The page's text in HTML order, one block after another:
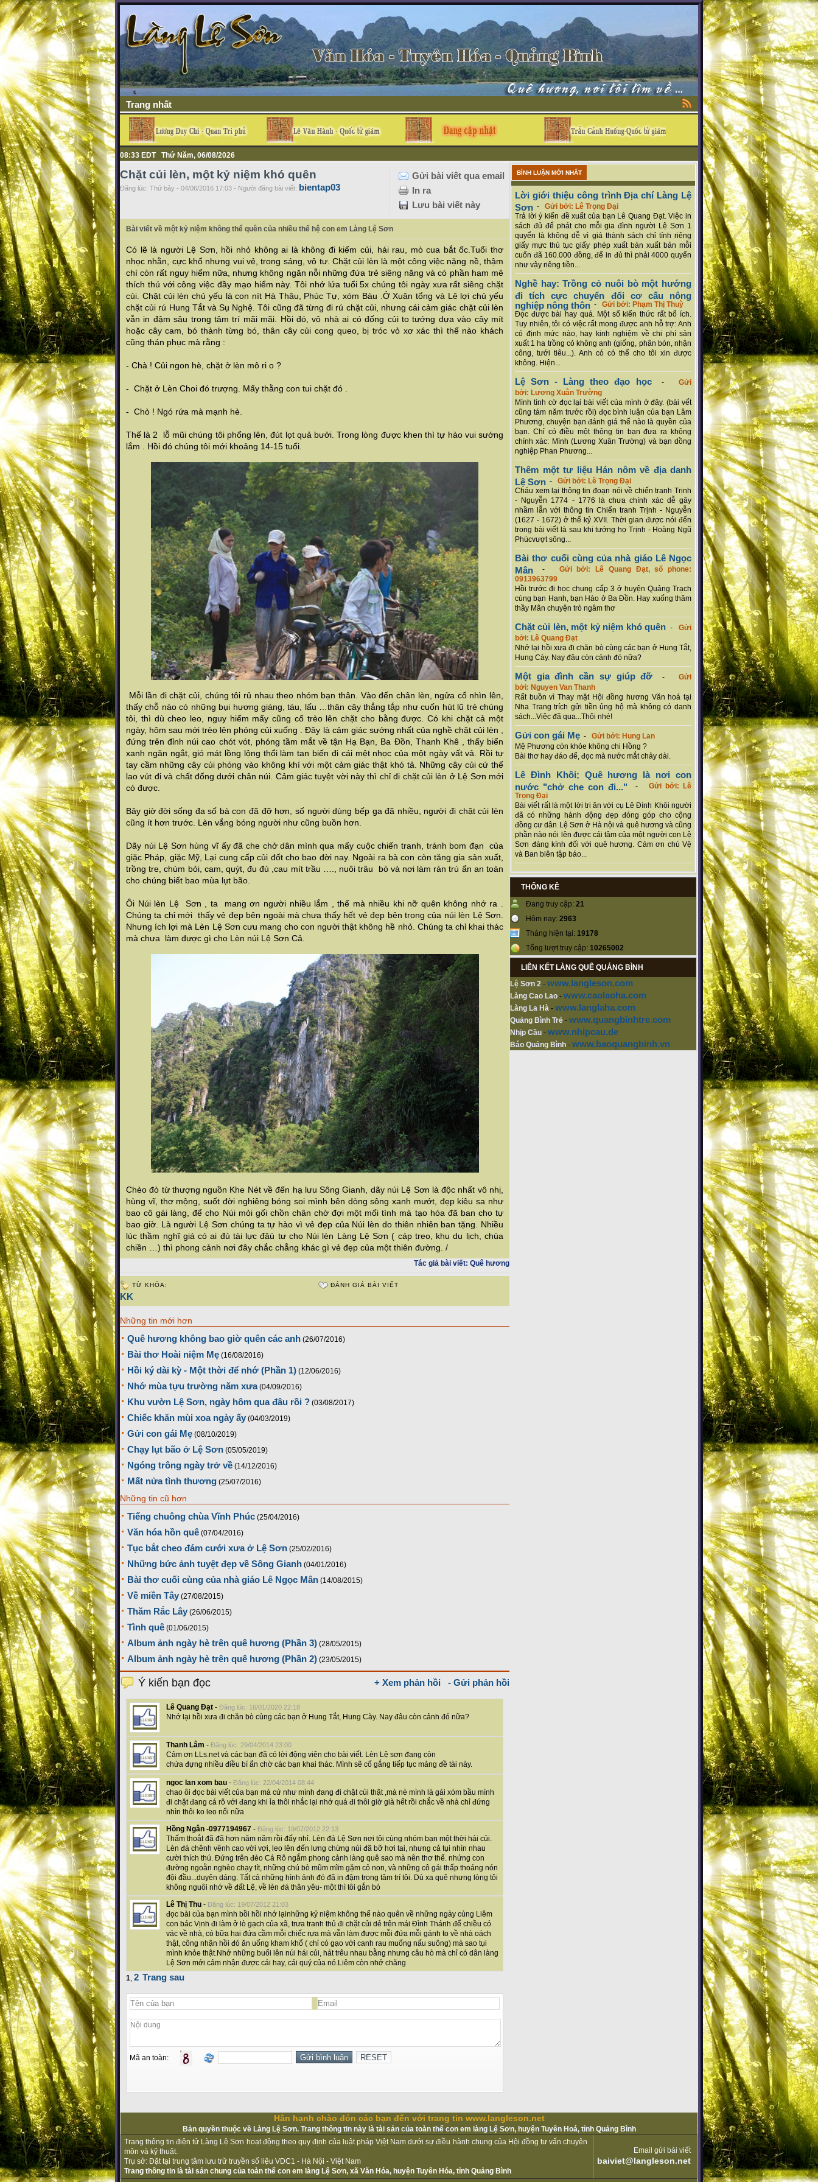
Trang nhất
08:33 EDT Thứ Năm, 06/08/2026
Gửi bài viết qua email
In ra
Lưu bài viết này
Chặt củi lèn, một kỷ niệm khó quên
Đăng lúc: Thứ bảy - 04/06/2016 17:03 - Người đăng bài viết: bientap03
Bài viết về một kỷ niệm không thể quên của nhiều thế hệ con em Làng Lệ Sơn
Có lẽ là người Lệ Sơn, hồi nhỏ không ai là không đi kiếm củi, hái rau, mò cua bắt ốc.Tuổi thơ
nhọc nhằn, cực khổ nhưng vui vẻ, trong sáng, vô tư. Chặt củi lèn là một công việc nặng nề, thậm
chí còn rất nguy hiểm nữa, nhưng không ngăn nỗi những đứa trẻ siêng năng và có phần ham mê
thích thú với công việc đầy mạo hiểm này. Tôi nhớ lứa tuổi 5x chúng tôi ngày xưa rất siêng chặt
củi. Chặt củi lèn chủ yếu là con nít Hà Thâu, Phúc Tự, xóm Bàu .Ở Xuân tổng và Lê lợi chủ yếu
chặt củi rú Hung Tắt và Sụ Nghệ. Tôi cũng đã từng đi rú chặt củi, nhưng cái cảm giác chặt củi lèn
vẫn in đậm sâu trong tâm trí mãi mãi. Hồi đó, vô nhà ai có đống củi to tướng dựa vào cây mít
hoặc cây cam, bó thành từng bó, thân cây củi cong queo, bị tróc vỏ xơ xác thì thế nào khách
cũng thán phục mà rằng :
- Chà ! Củi ngon hè, chặt ở lèn mô ri o ?
- Chặt ở Lèn Choi đó trượng. Mấy thằng con tui chặt đó .
- Chò ! Ngó rứa mà mạnh hè.
Thế là 2 lỗ mũi chúng tôi phổng lên, đút lọt quả bưởi. Trong lòng được khen thì tự hào vui sướng
lắm . Hồi đó chúng tôi mới khoảng 14-15 tuổi.
Mỗi lần đi chặt củi, chúng tôi rủ nhau theo nhóm bạn thân. Vào đến chân lèn, ngửa cổ nhìn lên,
thấy chỗ nào có những bụi hương giáng, táu, lấu …thân cây thẳng tắp như cuốn hút lũ trẻ chúng
tôi, thì dù cheo leo, nguy hiểm mấy cũng cố trèo lên chặt cho bằng được. Có khi chặt cả một
ngày, hôm sau mới trèo lên phóng củi xuống . Đây là cảm giác sướng nhất của nghề chặt củi lèn ,
đứng trên đỉnh núi cao chót vót, phóng tầm mắt về tận Hạ Bạn, Ba Đồn, Thanh Khê , thấy biển
xanh ngăn ngắt, gió mát lồng lộng thổi làm tan biến đi cái mệt nhọc của một ngày vất vả. Rồi tự
tay cầm những cây củi phóng vào không khí với một cảm giác thật khó tả. Những cây củi cứ thế
lao vút đi và chất đống dưới chân núi. Cảm giác tuyệt vời này thì chỉ đi chặt củi lèn ở Lệ Sơn mới
có được.
Bây giờ đời sống đa số bà con đã đỡ hơn, số người dùng bếp ga đã nhiều, người đi chặt củi lèn
cũng ít hơn trước. Lèn vắng bóng người như cũng buồn hơn.
Dãy núi Lệ Sơn hùng vĩ ấy đã che chở dân mình qua mấy cuộc chiến tranh, tránh bom đạn của
giặc Pháp, giặc Mỹ, Lại cung cấp củi đốt cho bao đời nay. Ngoài ra bà con còn tăng gia sản xuất,
trồng tre, chùm bỏi, cam, quýt, đu đủ ,cau mít trầu …., nuôi trâu bò và nơi làm ràn trú ẩn an toàn
cho chúng biết bao mùa lụt bão.
Ôi Núi lèn Lệ Sơn , ta mang ơn người nhiều lắm , thế mà nhiều khi nỡ quên không nhớ ra .
Chúng ta chỉ mới thấy vẻ đẹp bên ngoài mà chưa thấy hết vẻ đẹp bên trong của núi lèn Lệ Sơn.
Nhưng ích lợi mà Lèn Lệ Sơn cưu mang cho con người thật không hề nhỏ. Chúng ta chỉ khai thác
mà chưa làm được gì cho Lèn núi Lệ Sơn Cả.
Chèo đò từ thượng nguồn Khe Nét về đến hạ lưu Sông Gianh, dãy núi Lệ Sơn là độc nhất vô nhị,
hùng vĩ, thơ mộng, suốt đời nghiêng bóng soi mình bên dòng sông xanh mướt, đẹp kiêu sa như
bao cô gái làng, để cho Núi mỏi gối chồn chân chờ đợi một mối tình mà tạo hóa đã ban cho tự
bao giờ. Là người Lệ Sơn chúng ta tự hào vì vẻ đẹp của Núi lèn do thiên nhiên ban tặng. Nhiều
lúc thầm nghĩ giá có ai đủ tài lực đâù tư cho Núi lèn Làng Lệ Sơn ( cáp treo, khu du lịch, chùa
chiền …) thì phong cảnh nơi đây chắc chẳng khác gì vẻ đẹp của một thiên đường. /
Tác giả bài viết: Quê hương
TỪ KHÓA:
KK
ĐÁNH GIÁ BÀI VIẾT
Những tin mới hơn
Quê hương không bao giờ quên các anh (26/07/2016)
Bài thơ Hoài niệm Mẹ (16/08/2016)
Hồi ký dài kỳ - Một thời để nhớ (Phần 1) (12/06/2016)
Nhớ mùa tựu trường năm xưa (04/09/2016)
Khu vườn Lệ Sơn, ngày hôm qua đâu rồi ? (03/08/2017)
Chiếc khăn mùi xoa ngày ấy (04/03/2019)
Gửi con gái Mẹ (08/10/2019)
Chạy lụt bão ở Lệ Sơn (05/05/2019)
Ngóng trông ngày trở về (14/12/2016)
Mất nửa tình thương (25/07/2016)
Những tin cũ hơn
Tiếng chuông chùa Vĩnh Phúc (25/04/2016)
Văn hóa hồn quê (07/04/2016)
Tục bắt cheo đám cưới xưa ở Lệ Sơn (25/02/2016)
Những bức ảnh tuyệt đẹp về Sông Gianh (04/01/2016)
Bài thơ cuối cùng của nhà giáo Lê Ngọc Mân (14/08/2015)
Về miền Tây (27/08/2015)
Thăm Rắc Lây (26/06/2015)
Tình quê (01/06/2015)
Album ảnh ngày hè trên quê hương (Phần 3) (28/05/2015)
Album ảnh ngày hè trên quê hương (Phần 2) (23/05/2015)
+ Xem phản hồi - Gửi phản hồi
Ý kiến bạn đọc
Lê Quang Đạt - Đăng lúc: 16/01/2020 22:18
Nhớ lại hồi xưa đi chăn bò cùng các bạn ở Hung Tắt, Hung Cày. Nay đâu còn cảnh đó nữa?
Thanh Lâm - Đăng lúc: 29/04/2014 23:00
Cảm ơn LLs.net và các bạn đã có lời động viên cho bài viết. Lèn Lệ sơn đang còn
chứa đựng nhiều điều bí ẩn chờ các bạn khai thác. Mình sẽ cố gắng tiếp tục mảng đề tài này.
ngoc lan xom bau - Đăng lúc: 22/04/2014 08:44
chao ôi đọc bài viết của bạn mà cứ như mình đang đi chặt củi thật ,mà nè mình là gái xóm bầu mình
đi chặt đang cá rô với đang khi ỉa thôi nhắc lại nhớ quá đi thôi giờ già hết rồi chắc về nhà chỉ đứng
nhìn thôi ko leo nổi nữa
Hồng Ngân -0977194967 - Đăng lúc: 19/07/2012 22:13
Thấm thoắt đã đã hơn năm năm rồi đấy nhỉ. Lèn đá Lệ Sơn nơi tôi cùng nhóm bạn một thời hái củi.
Lèn đá chênh vênh cao vời vợi, leo lên đến lưng chừng núi đã bỡ hơi tai, nhưng cả tụi nhìn nhau
cười thích thú. Đứng trên đèo Cá Rô ngắm phong cảnh làng quê sao mà nên thơ thế. nhứng con
đường ngoằn nghèo chạy tít, những chú bò mũm mĩm gặm cỏ non, và những cô gái thấp thoáng nón
đội đầu...duyên dáng. Tất cả những hình ảnh đó đã in đậm trong tâm trí tôi. Dù xa quê nhưng lòng tôi
không nguôi nhớ về đất Lệ, về lèn đá thân yêu- một thì tôi gắn bó
Lê Thị Thu - Đăng lúc: 19/07/2012 21:03
đọc bài của bạn mình bồi hồi nhớ lạinhững kỷ niệm không thể nào quên về những ngày cùng Liêm
con bác Vịnh đi làm ở lò gạch của xã, trưa tranh thủ đi chặt củi dẻ trên mái Đình Thánh để chiều có
vác về nhà, có bữa hai đứa cầm mỗi chiếc rựa mà vẫn làm được mỗi đứa mỗi gánh to về nhà oách
thật, công nhận hồi đó ăn uống kham khổ ( chỉ có gạo với canh rau muống nấu suông) mà sao tụi
mình khỏe thật.Nhớ những buổi lên núi hái củi, hát trêu nhau bằng nhưng câu hò mà chỉ có dân làng
Lệ Sơn mới cảm nhận được cái hay, cái quý của nó.Liêm còn nhớ chăng
1, 2 Trang sau
Mã an toàn:
BÌNH LUẬN MỚI NHẤT
Lời giới thiệu công trình Địa chí Làng Lệ
Sơn - Gửi bởi: Lê Trọng Đại
Trả lời ý kiến đề xuất của bạn Lê Quang Đạt. Việc in
sách đủ để phát cho mỗi gia đình người Lệ Sơn 1
quyển là không dễ vì giá thành sách chỉ tính riêng
giấy mực thủ tục giấy phép xuất bản xuất bản mỗi
cuốn đã 160.000 đồng, để in đủ thì phải 4000 quyển
như vậy riêng tiền...
Nghề hay: Trồng cỏ nuôi bò một hướng
đi tích cực chuyển đổi cơ cấu nông
nghiệp nông thôn - Gửi bởi: Phạm Thị Thuỳ
Đọc được bài hay quá. Một số kiến thức rất bổ ích.
Tuy nhiên, tôi có việc rất mong được anh hỗ trợ: Anh
có định mức nào, hay kinh nghiệm về chi phí sản
xuất 1 ha trồng cỏ không anh (giống, phân bón, nhận
công, tưới tiêu...). Anh có có thể cho tôi xin được
không. Hiện...
Lệ Sơn - Làng theo đạo học-Gửi
bởi: Lương Xuân Trường
Mình tình cờ đọc lại bài viết của mình ở đây. (bài vết
cũng tám năm trước rồi) đọc bình luận của bạn Lâm
Phương, chuyện bạn đánh giá thế nào là quyền của
bạn. Chỉ có điều một thông tin bạn đưa ra không
chính xác: Mình (Lương Xuân Trường) và bạn dồng
nghiệp Phan Phương...
Thêm một tư liệu Hán nôm về địa danh
Lệ Sơn - Gửi bởi: Lê Trọng Đại
Cháu xem lại thông tin đoạn nói về chiến tranh Trịnh
- Nguyễn 1774 - 1776 là chưa chính xác dễ gây
nhầm lẫn với thông tin Chiến tranh Trịnh - Nguyễn
(1627 - 1672) ở thế kỷ XVII. Thời gian được nói đến
trong bài viết là sau khi tướng họ Trịnh - Hoàng Ngũ
Phúcvượt sông...
Bài thơ cuối cùng của nhà giáo Lê Ngọc
Mân - Gửi bởi: Lê Quang Đạt, số phone:
0913963799
Hồi trước đi học chung cấp 3 ở huyện Quảng Trạch
cùng bạn Hạnh, bạn Hào ở Ba Đồn. Hay xuống thăm
thầy Mân chuyện trò ngâm thơ
Chặt củi lèn, một kỷ niệm khó quên-Gửi
bởi: Lê Quang Đạt
Nhớ lại hồi xưa đi chăn bò cùng các bạn ở Hung Tắt,
Hung Cày. Nay đâu còn cảnh đó nữa?
Một gia đình cần sự giúp đỡ -Gửi
bởi: Nguyen Van Thanh
Rất buồn vì Thay mặt Hội đồng hương Văn hoá tại
Nha Trang trích gửi tiền ủng hộ mà không có danh
sách...Việc đã qua...Thôi nhé!
Gửi con gái Mẹ - Gửi bởi: Hung Lan
Mệ Phương còn khỏe không chi Hồng ?
Bài thơ hay đáo để, đọc mà nước mắt chảy dài.
Lê Đình Khôi; Quê hương là nơi con
nước "chở che con đi..." - Gửi bởi: Lê
Trọng Đại
Bài viết rất là một lời tri ân với cụ Lê Đình Khôi người
đã có những hành động đẹp đóng góp cho cộng
đồng cư dân Lệ Sơn ở Hà nội và quê hương và cũng
phần nào nói lên được cái tâm của một người con Lệ
Sơn đáng kính đối với quê hương. Cảm ơn chú Vệ
và Ban biên tập báo...
THỐNG KÊ
Đang truy cập: 21
Hôm nay: 2963
Tháng hiện tại: 19178
Tổng lượt truy cập: 10265002
LIÊN KẾT LÀNG QUÊ QUẢNG BÌNH
Lệ Sơn 2 - www.langleson.com
Làng Cao Lao - www.caolaoha.com
Làng La Hà - www.langlaha.com
Quảng Bình Trẻ - www.quangbinhtre.com
Nhịp Cầu - www.nhipcau.de
Báo Quảng Bình - www.baoquangbinh.vn
Hân hạnh chào đón các bạn đến với trang tin www.langleson.net
Bản quyền thuộc về Làng Lệ Sơn. Trang thông tin này là tài sản của toàn thể con em làng Lệ Sơn, huyện Tuyên Hoá, tỉnh Quảng Bình
Trang thông tin điện tử Làng Lệ Sơn hoạt động theo quy định của luật pháp Vịệt Nam dưới sự điều hành chung của Hội đồng tư vấn chuyên
môn và kỹ thuật.
Trụ sở: Đặt tại trung tâm lưu trữ truyền số liệu VDC1 - Hà Nội - Việt Nam
Trang thông tin là tài sản chung của toàn thể con em làng Lệ Sơn, xã Văn Hóa, huyện Tuyên Hóa, tỉnh Quảng Bình
Email gửi bài viết
baiviet@langleson.net